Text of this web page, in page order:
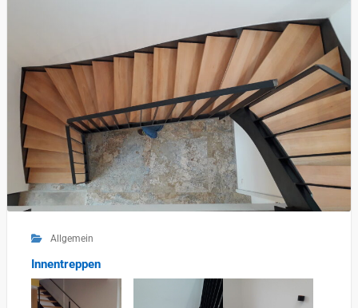
Allgemein
Innentreppen